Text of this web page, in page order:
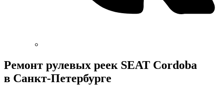
Ремонт рулевых реек SEAT Cordoba
в Санкт-Петербурге